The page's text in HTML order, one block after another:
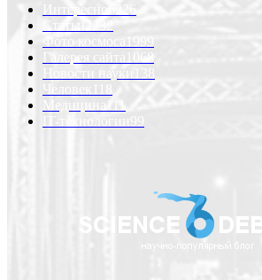
Интересно
6226
Статьи
Фото космоса
1999
Галерея сайта 1068
Новости науки
Человек
Медицина
IT-технологии99